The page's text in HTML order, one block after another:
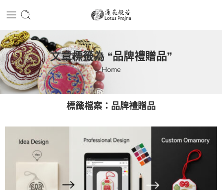
文章標籤為 “品牌禮贈品”
Home
標籤檔案： 品牌禮贈品